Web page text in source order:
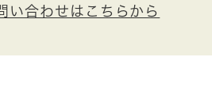
い合わせはこちらから